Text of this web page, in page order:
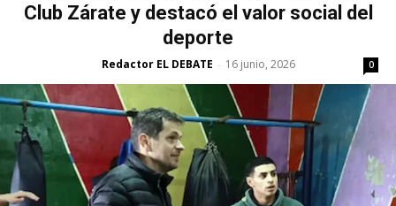
Club Zárate y destacó el valor social del
deporte
Redactor EL DEBATE - 16 junio, 2026 0